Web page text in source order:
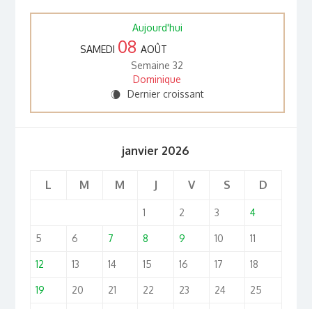
Aujourd'hui
SAMEDI 08 AOÛT
Semaine 32
Dominique
W Dernier croissant
janvier 2026
L M M J V S D
1 2 3 4
5 6 7 8 9 10 11
12 13 14 15 16 17 18
19 20 21 22 23 24 25